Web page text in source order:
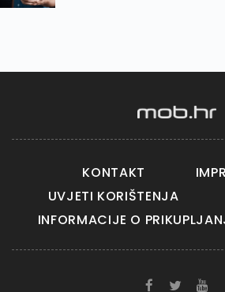
KONTAKT
UVJETI KORIŠTENJA
INFORMACIJE O